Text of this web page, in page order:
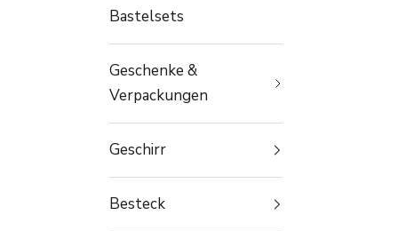
Bastelsets
Geschenke &
Verpackungen
Geschirr
Besteck